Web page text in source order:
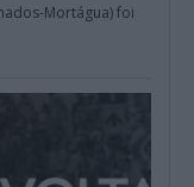
Mortágua) foi